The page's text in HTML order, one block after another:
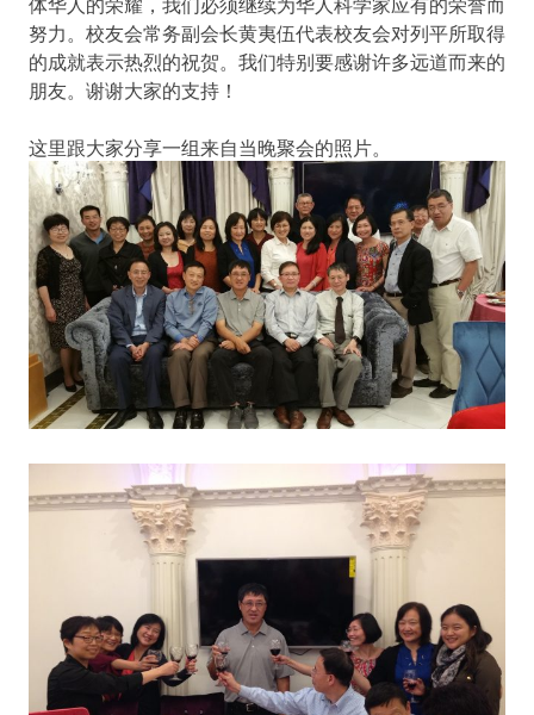
努力。校友会常务副会长黄夷伍代表校友会对列平所取得
的成就表示热烈的祝贺。我们特别要感谢许多远道而来的
朋友。谢谢大家的支持！
这里跟大家分享一组来自当晚聚会的照片。